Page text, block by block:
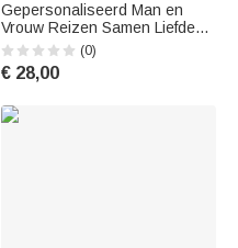
Gepersonaliseerd Man en
Vrouw Reizen Samen Liefde
Voor Altijd T-shirt Verjaardag
Reizen
(0)
€ 28,00